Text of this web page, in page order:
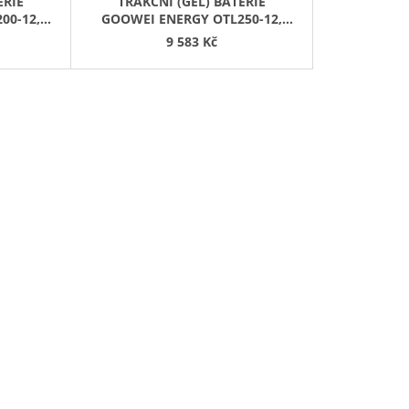
12,
GOOWEI ENERGY OTL250-12,
250AH, 12V
9 583 Kč